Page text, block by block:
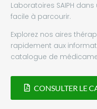
Laboratoires SAIPH
facile à parcourir.
Explorez nos aires
rapidement aux
catalogue de
CONSULTER LE